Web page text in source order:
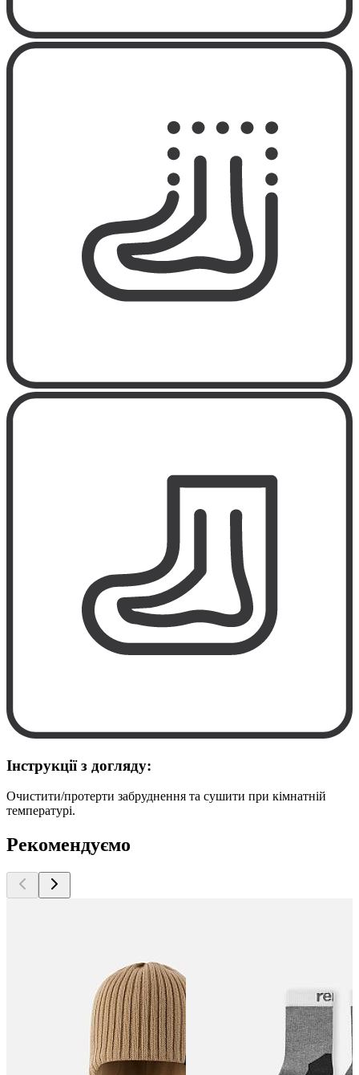
Інструкції з догляду:
Очистити/протерти забруднення та сушити при кімнатній
температурі.
Рекомендуємо